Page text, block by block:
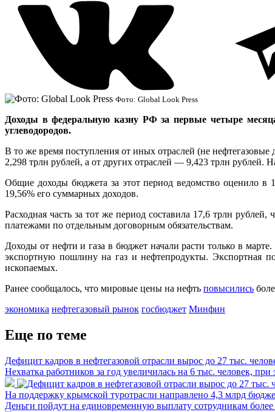
Фото: Global Look Press
Доходы в федеральную казну РФ за первые четыре
углеводородов.
В то же время поступления от иных отраслей (не
2,298 трлн рублей, а от других отраслей — 9,423 трлн
Общие доходы бюджета за этот период ведомство оценило в
19,56% его суммарных доходов.
Расходная часть за тот же период составила 17,6 трлн
платежами по отдельным договорным обязательствам.
Доходы от нефти и газа в бюджет начали расти только в
экспортную пошлину на газ и нефтепродукты. Экспортная
ископаемых.
Ранее сообщалось, что мировые цены на нефть повысились
экономика нефтегазовый рынок госбюджет Минфин
Еще по теме
Дефицит кадров в нефтегазовой отрасли вырос до 27 тыс.
Нехватка работников за год увеличилась на 6 тыс. человек,
На поддержку крымской туротрасли направлено 4,3 млрд
Деньги пойдут на единовременную выплату сотрудникам